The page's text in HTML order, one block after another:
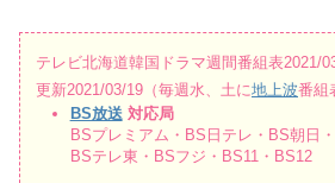
テレビ北海道韓国ドラマ週間番組表2021/
更新2021/03/19（毎週水、土に地上波番組
BS放送 対応局
BSプレミアム・BS日テレ・BS朝日
BSテレ東・BSフジ・BS11・BS12